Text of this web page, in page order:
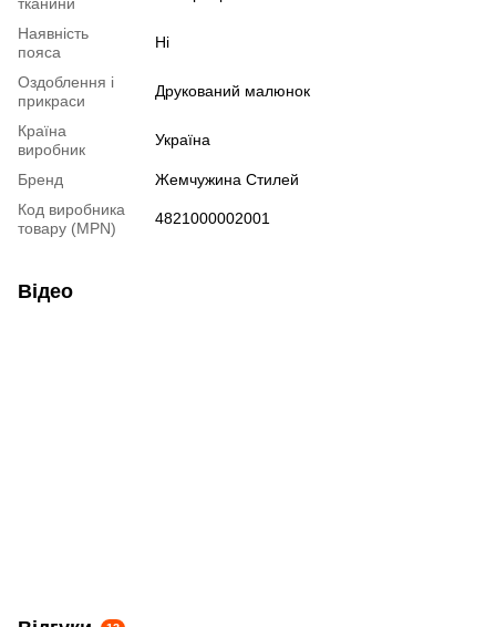
тканини
Наявність
пояса
Ні
Оздоблення і
прикраси
Друкований малюнок
Країна
виробник
Україна
Бренд
Жемчужина Стилей
Код виробника
товару (MPN)
4821000002001
Відео